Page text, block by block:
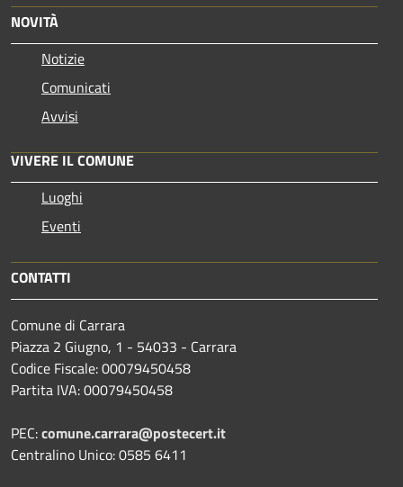
NOVITÀ
Notizie
Comunicati
Avvisi
VIVERE IL COMUNE
Luoghi
Eventi
CONTATTI
Comune di Carrara
Piazza 2 Giugno, 1 - 54033 - Carrara
Codice Fiscale: 00079450458
Partita IVA: 00079450458
PEC:comune.carrara@postecert.it
Centralino Unico: 0585 6411